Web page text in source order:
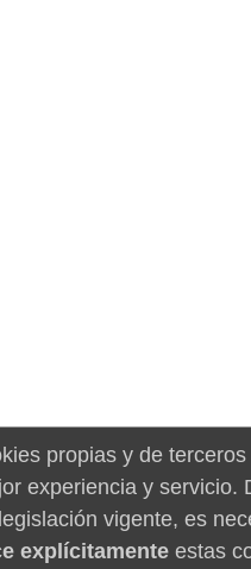
propias y de
experiencia y servicio.
vigente, es
explícitamenteestas